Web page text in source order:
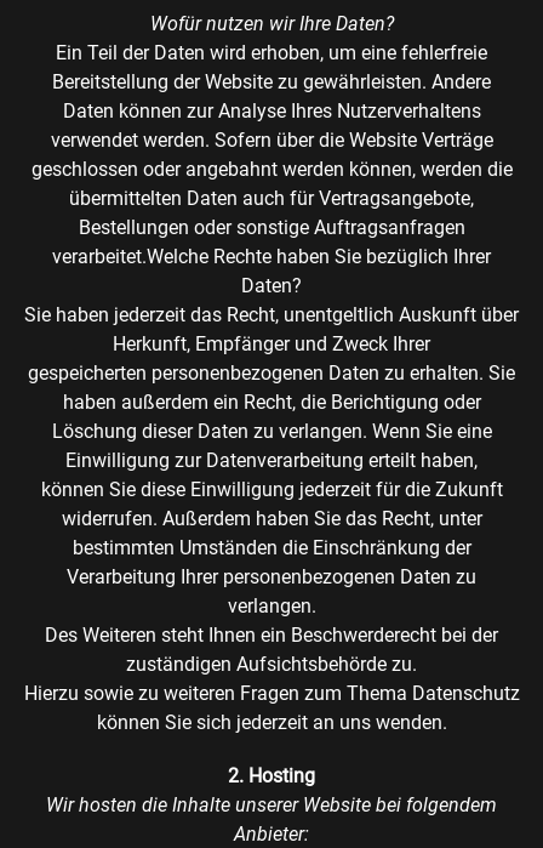
Wofür nutzen wir Ihre Daten?
Ein Teil der Daten wird erhoben, um eine fehlerfreie
Bereitstellung der Website zu gewährleisten. Andere
Daten können zur Analyse Ihres Nutzerverhaltens
verwendet werden. Sofern über die Website Verträge
geschlossen oder angebahnt werden können, werden die
übermittelten Daten auch für Vertragsangebote,
Bestellungen oder sonstige Auftragsanfragen
verarbeitet.Welche Rechte haben Sie bezüglich Ihrer
Daten?
Sie haben jederzeit das Recht, unentgeltlich Auskunft über
Herkunft, Empfänger und Zweck Ihrer
gespeicherten personenbezogenen Daten zu erhalten. Sie
haben außerdem ein Recht, die Berichtigung oder
Löschung dieser Daten zu verlangen. Wenn Sie eine
Einwilligung zur Datenverarbeitung erteilt haben,
können Sie diese Einwilligung jederzeit für die Zukunft
widerrufen. Außerdem haben Sie das Recht, unter
bestimmten Umständen die Einschränkung der
Verarbeitung Ihrer personenbezogenen Daten zu
verlangen.
Des Weiteren steht Ihnen ein Beschwerderecht bei der
zuständigen Aufsichtsbehörde zu.
Hierzu sowie zu weiteren Fragen zum Thema Datenschutz
können Sie sich jederzeit an uns wenden.
2. Hosting
Wir hosten die Inhalte unserer Website bei folgendem
Anbieter: